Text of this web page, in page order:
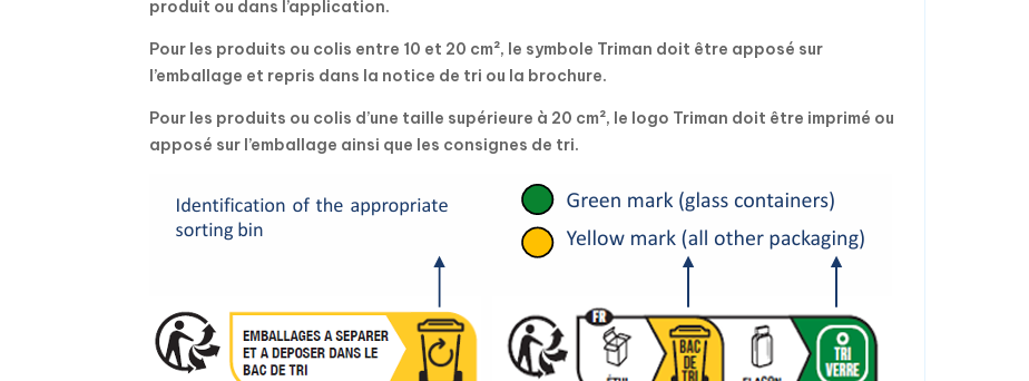
produit ou dans l’application.
Pour les produits ou colis entre 10 et 20 cm², le symbole Triman doit être apposé sur
l’emballage et repris dans la notice de tri ou la brochure.
Pour les produits ou colis d’une taille supérieure à 20 cm², le logo Triman doit être imprimé ou
apposé sur l’emballage ainsi que les consignes de tri.